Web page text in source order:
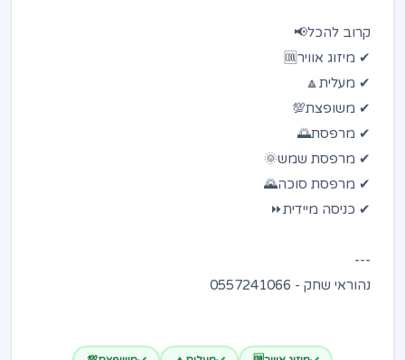
קרוב להכל📢
✔ מיזוג אוויר🆒
✔ מעלית🔼
✔ משופצת💯
✔ מרפסת🌅
✔ מרפסת שמש🌞
✔ מרפסת סוכה🌄
✔ כניסה מיידית⏩
---
נהוראי שחק - 0557241066